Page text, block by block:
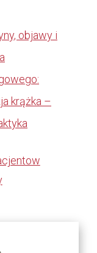
objawy i
krążka –